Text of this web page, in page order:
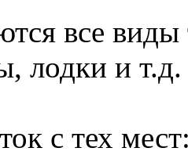
все
лодки и т.д.
с тех